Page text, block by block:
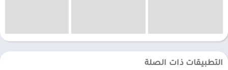
التطبيقات ذات الصلة